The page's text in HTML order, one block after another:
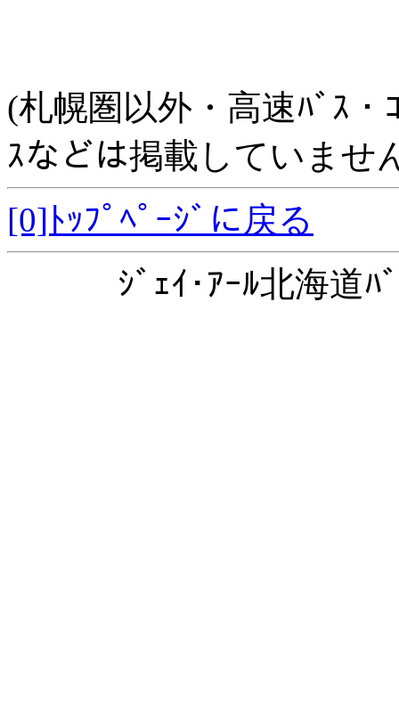
(札幌圏以外・高速ﾊﾞｽ・
ｽなどは掲載していませ
[0]ﾄｯﾌﾟﾍﾟｰｼﾞに戻る
ｼﾞｪｲ･ｱｰﾙ北海道